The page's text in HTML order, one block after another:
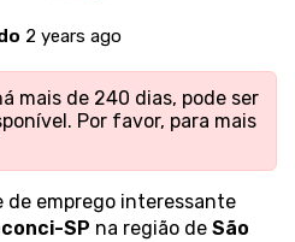
2 years ago
mais de 240 dias, pode ser
Por favor, para mais
de emprego interessante
SP na região de São